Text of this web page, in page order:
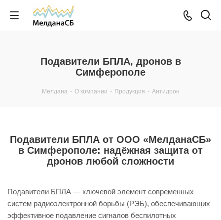
Подавители БПЛА, дронов в
Симферополе
Мелдана - О компании - Продукция - Антидрон
Подавители БПЛА от ООО «МелданаСБ»
в Симферополе: надёжная защита от
дронов любой сложности
Подавители БПЛА — ключевой элемент современных
систем радиоэлектронной борьбы (РЭБ), обеспечивающих
эффективное подавление сигналов беспилотных